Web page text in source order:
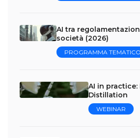
AI tra
società (2026)
PROGRAMMA TEMATICO
AI in practice:
Distillation
WEBINAR